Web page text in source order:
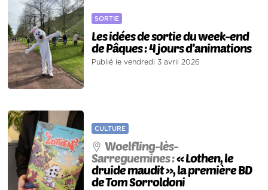
SORTIE
Les idées de sortie du week-end
de Pâques : 4 jours d’animations
Publié le vendredi 3 avril 2026
CULTURE
Woelfling-lès-
Sarreguemines :« Lothen, le
druide maudit », la première BD
de Tom Sorroldoni